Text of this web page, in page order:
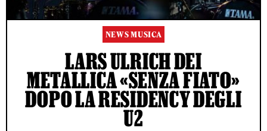
NEWS MUSICA
LARS ULRICH DEI
METALLICA «SENZA FIATO»
DOPO LA RESIDENCY DEGLI
U2